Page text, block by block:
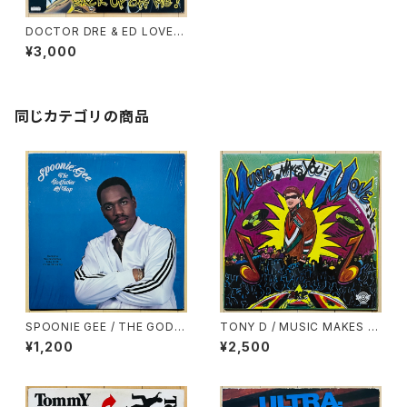
DOCTOR DRE & ED LOVER
/ BACK UP OFF ME！(LP)
¥3,000
同じカテゴリの商品
SPOONIE GEE / THE GODF
ATHER OF RAP
¥1,200
TONY D / MUSIC MAKES Y
OU MOVE
¥2,500